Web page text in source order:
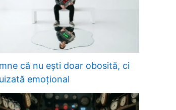
că nu ești doar obosită, ci
emoțional